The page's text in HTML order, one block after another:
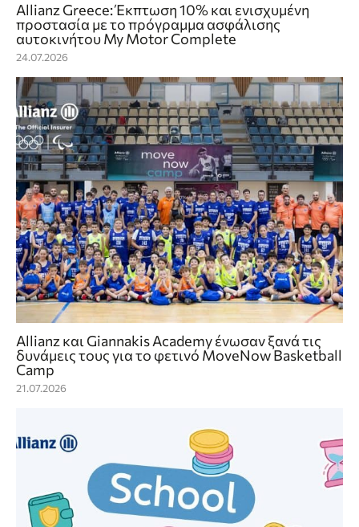
Allianz Greece: Έκπτωση 10% και ενισχυμένη
προστασία με το πρόγραμμα ασφάλισης
αυτοκινήτου My Motor Complete
24.07.2026
Allianz και Giannakis Academy ένωσαν ξανά τις
δυνάμεις τους για το φετινό MoveNow Basketball
Camp
21.07.2026